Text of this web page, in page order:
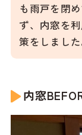
も雨戸を閉
ず、内窓を
策をしました
内窓